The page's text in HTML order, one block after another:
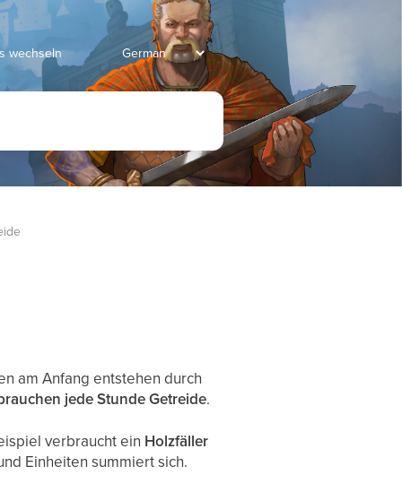
wechseln
am Anfang entstehen durch
jede Stunde Getreide.
verbraucht ein Holzfäller
Einheiten summiert sich.